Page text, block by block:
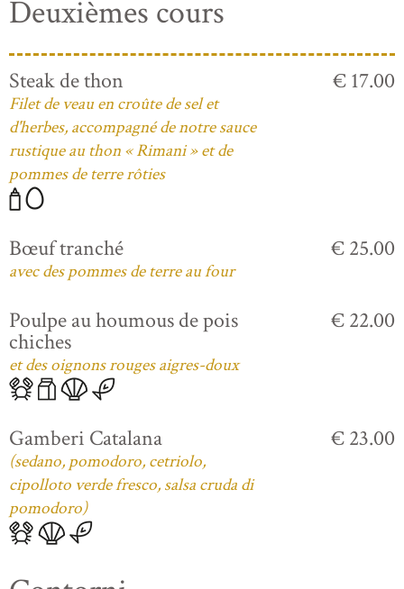
Deuxièmes cours
Steak de thon
Filet de veau en croûte de sel et
d'herbes, accompagné de notre sauce
rustique au thon « Rimani » et de
pommes de terre rôties
€ 17.00
Bœuf tranché
avec des pommes de terre au four
€ 25.00
Poulpe au houmous de pois
chiches
et des oignons rouges aigres-doux
€ 22.00
Gamberi Catalana
(sedano, pomodoro, cetriolo,
cipolloto verde fresco, salsa cruda di
pomodoro)
€ 23.00